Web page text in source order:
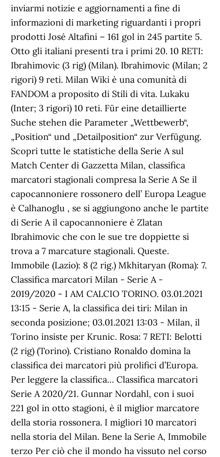
inviarmi notizie e aggiornamenti a fine di
informazioni di marketing riguardanti i propri
prodotti José Altafini – 161 gol in 245 partite 5.
Otto gli italiani presenti tra i primi 20. 10 RETI:
Ibrahimovic (3 rig) (Milan). Ibrahimovic (Milan; 2
rigori) 9 reti. Milan Wiki è una comunità di
FANDOM a proposito di Stili di vita. Lukaku
(Inter; 3 rigori) 10 reti. Für eine detaillierte
Suche stehen die Parameter „Wettbewerb“,
„Position“ und „Detailposition“ zur Verfügung.
Scopri tutte le statistiche della Serie A sul
Match Center di Gazzetta Milan, classifica
marcatori stagionali compresa la Serie A Se il
capocannoniere rossonero dell’ Europa League
è Calhanoglu , se si aggiungono anche le partite
di Serie A il capocannoniere è Zlatan
Ibrahimovic che con le sue tre doppiette si
trova a 7 marcature stagionali. Queste.
Immobile (Lazio): 8 (2 rig.) Mkhitaryan (Roma): 7.
Classifica marcatori Milan - Serie A -
2019/2020 - I AM CALCIO TORINO. 03.01.2021
13:15 - Serie A, la classifica dei tiri: Milan in
seconda posizione; 03.01.2021 13:03 - Milan, il
Torino insiste per Krunic. Rosa: 7 RETI: Belotti
(2 rig) (Torino). Cristiano Ronaldo domina la
classifica dei marcatori più prolifici d’Europa.
Per leggere la classifica… Classifica marcatori
Serie A 2020/21. Gunnar Nordahl, con i suoi
221 gol in otto stagioni, è il miglior marcatore
della storia rossonera. I migliori 10 marcatori
nella storia del Milan. Bene la Serie A, Immobile
terzo Per ciò che il mondo ha vissuto nel corso